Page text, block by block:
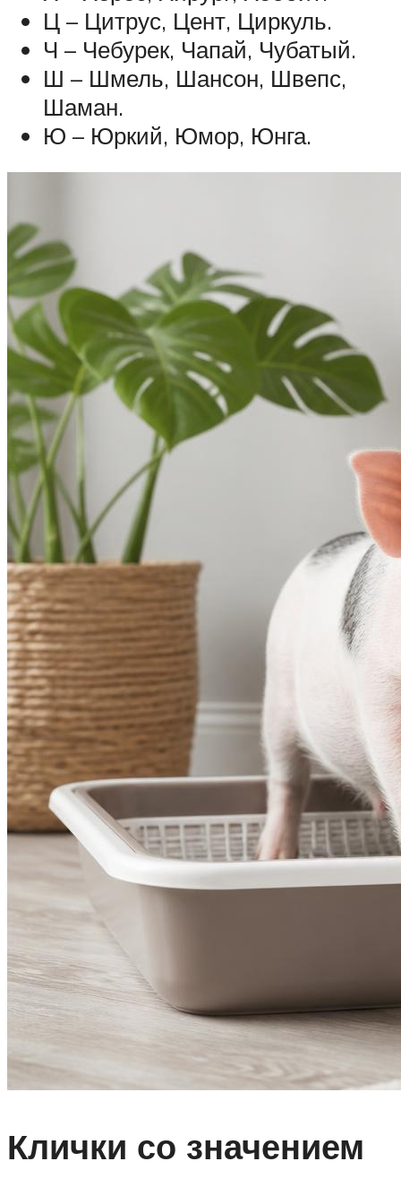
Ц – Цитрус, Цент, Циркуль.
Ч – Чебурек, Чапай, Чубатый.
Ш – Шмель, Шансон, Швепс,
Шаман.
Ю – Юркий, Юмор, Юнга.
Клички со значением